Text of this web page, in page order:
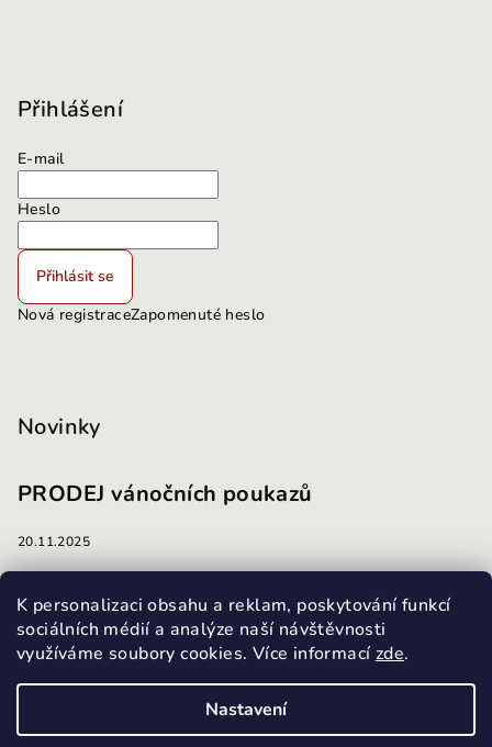
K personalizaci obsahu a reklam, poskytování funkcí
sociálních médií a analýze naší návštěvnosti
využíváme soubory cookies. Více informací zde.
Nastavení
Přihlášení
E-mail
Heslo
Přihlásit se
Nová registraceZapomenuté heslo
Novinky
PRODEJ vánočních poukazů
20.11.2025
masáže
13.10.2025